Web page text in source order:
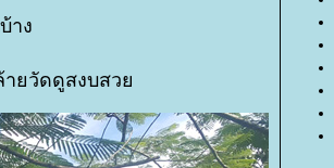
าง
ายวัดดูสงบสว